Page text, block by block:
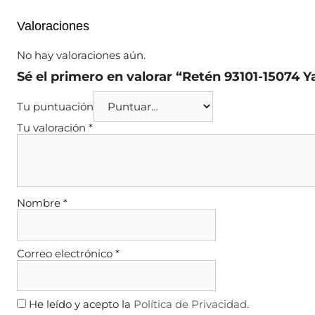
Valoraciones
No hay valoraciones aún.
Sé el primero en valorar “Retén 93101-15074
Tu puntuación
Tu valoración *
Nombre *
Correo electrónico *
He leído y acepto la Política de Privacidad.